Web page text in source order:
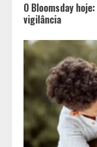
O Bloomsday
vigilância